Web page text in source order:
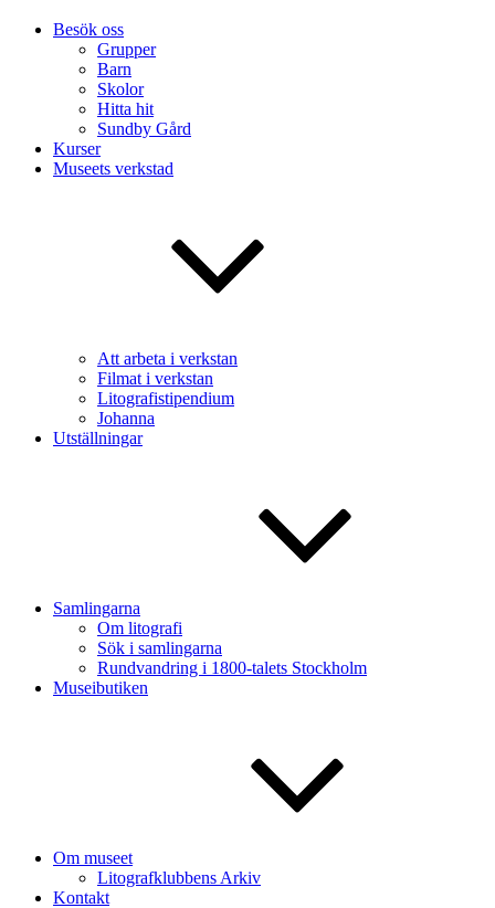
Besök oss
Grupper
Barn
Skolor
Hitta hit
Sundby Gård
Kurser
Museets verkstad
Att arbeta i verkstan
Filmat i verkstan
Litografistipendium
Johanna
Utställningar
Samlingarna
Om litografi
Sök i samlingarna
Rundvandring i 1800-talets Stockholm
Museibutiken
Om museet
Litografklubbens Arkiv
Kontakt